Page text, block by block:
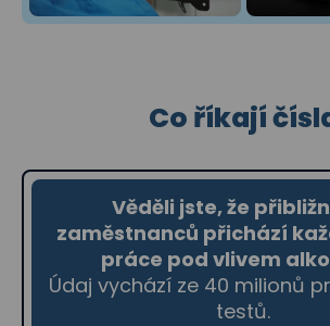
Co říkají
Věděli jste, že
zaměstnanců přichází
práce pod vlivem
Údaj vychází ze 40 milionů
testů.